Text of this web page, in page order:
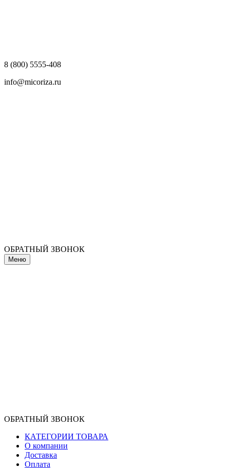
8 (800) 5555-408
info@micoriza.ru
ОБРАТНЫЙ ЗВОНОК
Меню
ОБРАТНЫЙ ЗВОНОК
КАТЕГОРИИ ТОВАРА
О компании
Доставка
Оплата